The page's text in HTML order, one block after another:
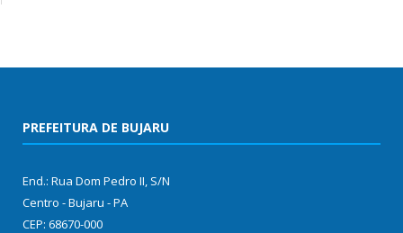
PREFEITURA DE BUJARU
End.: Rua Dom Pedro II, S/N
Centro - Bujaru - PA
CEP: 68670-000